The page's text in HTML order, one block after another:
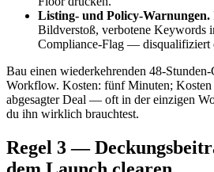
Listing- und Policy-Warnungen.
Bildverstoß, verbotene Keywords
Compliance-Flag — disqualifiziert
Bau einen wiederkehrenden 48-
Workflow. Kosten: fünf Minuten; Kosten
abgesagter Deal — oft in der einzigen
du ihn wirklich brauchtest.
Regel 3 —